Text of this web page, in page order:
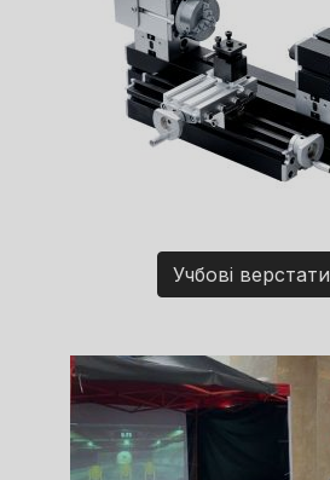
Учбові верстати